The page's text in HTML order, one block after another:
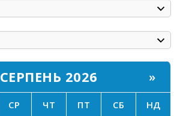
СЕРПЕНЬ 2026 »
СР ЧТ ПТ СБ НД